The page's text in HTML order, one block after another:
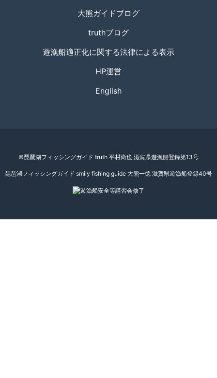
大熊ガイドブログ
truthブログ
遊漁船適正化に関する法律による表示
HP運営
English
©琵琶湖フィッシングガイド truth 平村尚也 滋賀県遊漁船登録第13号
琵琶湖フィッシングガイド smily fishing guide 大熊一徳 滋賀県遊漁船登録40号